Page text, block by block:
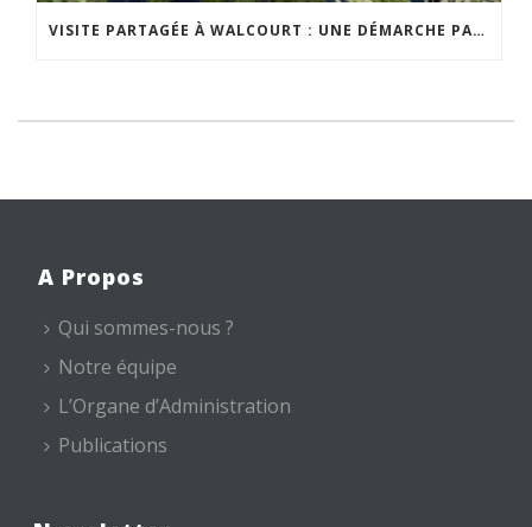
VISITE PARTAGÉE À WALCOURT : UNE DÉMARCHE PARTICIPATIVE ANIMÉE PAR ESPACE ENVIRONNEMENT
A Propos
Qui sommes-nous ?
Notre équipe
L’Organe d’Administration
Publications